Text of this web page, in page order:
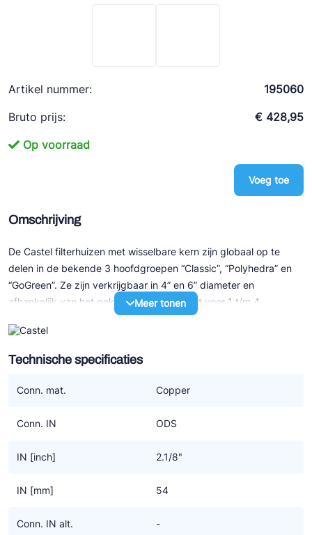
Artikel nummer:
195060
Bruto prijs:
€ 428,95
Op voorraad
Voeg toe
Omschrijving
De Castel filterhuizen met wisselbare kern zijn globaal op te
delen in de bekende 3 hoofdgroepen “Classic”, “Polyhedra” en
“GoGreen”. Ze zijn verkrijgbaar in 4” en 6” diameter en
afhankelijk van het gekozen type geschikt voor 1 t/m 4
patronen. En dat kan zijn voor een droger uitvoering (A) of als
een zuigfilter (C).
De toevoeging F in AF en CF staat voor stalen lasaansluiting. De
bussen zijn gekalibreerd voor soldeeraansluitingen.
In de omschrijving wordt weergegeven waarvoor het huis
“CO2” = Alleen geschikt voor R744. Heb je een filterhuis nodig
(droger) beschikbaar, niet als zuigfilterpatroon (type C).
“(HC)” = Geschikt voor alle koudemiddelen die onder Polyhedra
Meer tonen
Technische specificaties
Conn. mat. Copper
Conn. IN ODS
IN [inch] 2.1/8"
IN [mm] 54
Conn. IN alt. -